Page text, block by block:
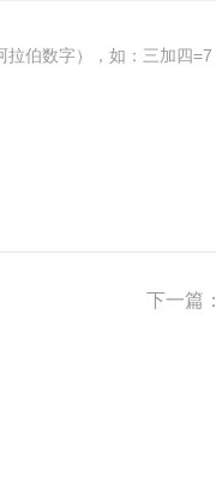
拉伯数字），如：三加四=7
下一篇：